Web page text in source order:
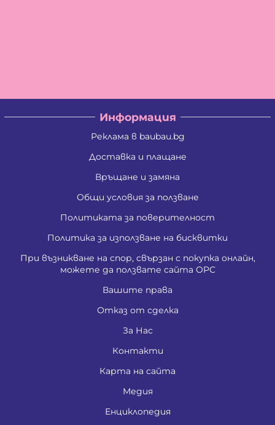
Информация
Реклама в baubau.bg
Доставка и плащане
Връщане и замяна
Общи условия за ползване
Политиката за поверителност
Политика за използване на бисквитки
При възникване на спор, свързан с покупка онлайн,
можете да ползвате сайта ОРС
Вашите права
Отказ от сделка
За Нас
Контакти
Карта на сайта
Медия
Енциклопедия